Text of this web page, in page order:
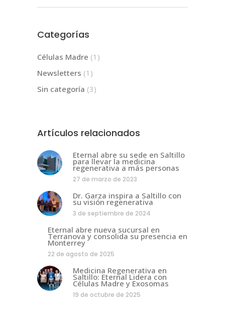
Categorías
Células Madre (1)
Newsletters (1)
Sin categoría (3)
Artículos relacionados
Eternal abre su sede en Saltillo
para llevar la medicina
regenerativa a más personas
27 de marzo de 2023
Dr. Garza inspira a Saltillo con
su visión regenerativa
3 de septiembre de 2024
Eternal abre nueva sucursal en
Terranova y consolida su presencia en
Monterrey
22 de agosto de 2025
Medicina Regenerativa en
Saltillo: Eternal Lidera con
Células Madre y Exosomas
19 de octubre de 2025